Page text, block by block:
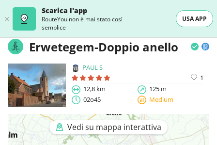
Scarica l'app
RouteYou non è mai stato così
semplice
USA APP
Erwetegem-Doppio anello
PAUL S
1
12,8 km
125 m
02o45
Medium
Vedi su mappa interattiva